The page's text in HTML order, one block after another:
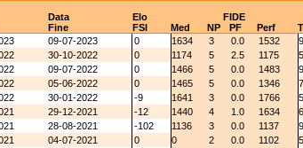
Data Elo FIDE
Fine FSI Med NP PF Perf T
09-07-2023 0 1634 3 0.0 1532 9
30-10-2022 0 1174 5 2.5 1175 5
09-07-2022 0 1466 5 0.0 1483 9
05-06-2022 0 1465 5 0.0 1346 7
30-01-2022 -9 1641 3 0.0 1766 5
29-12-2021 -12 1440 4 1.0 1634 6
28-08-2021 -102 1136 3 0.0 1137 9
04-07-2021 0 0 2 0.0 1102 5